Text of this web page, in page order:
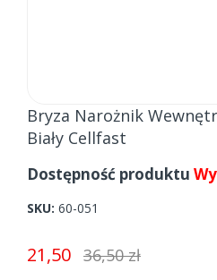
Skip
to
beginning
the
gallery
Bryza Narożnik
Biały Cellfast
Dostępność produktu
SKU 60-051
21,50 36,50 zł